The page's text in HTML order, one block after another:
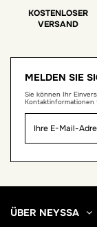
KOSTENLOSER
VERSAND
MELDEN SIE
Sie können Ihr
Kontaktinformationen
ÜBER NEYSSA